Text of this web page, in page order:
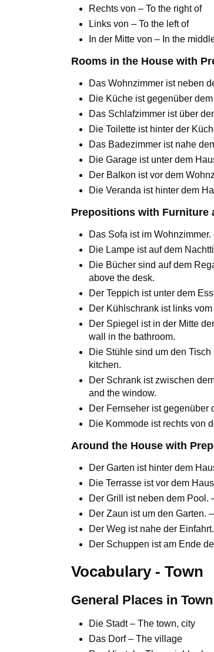
Rechts von – To the right of
Links von – To the left of
In der Mitte von – In the
Rooms in the House with
Das Wohnzimmer ist neben
Die Küche ist gegenüber
Das Schlafzimmer ist über
Die Toilette ist hinter der
Das Badezimmer ist nahe
Die Garage ist unter dem
Der Balkon ist vor dem
Die Veranda ist hinter dem
Prepositions with Furniture
Das Sofa ist im
Die Lampe ist auf dem
Die Bücher sind auf dem
above the desk.
Der Teppich ist unter dem
Der Kühlschrank ist links
Der Spiegel ist in der Mitte
wall in the bathroom.
Die Stühle sind um den
kitchen.
Der Schrank ist zwischen
and the window.
Der Fernseher ist gegenüber
Die Kommode ist rechts von
Around the House with
Der Garten ist hinter dem
Die Terrasse ist vor dem
Der Grill ist neben dem Pool.
Der Zaun ist um den Garten.
Der Weg ist nahe der
Der Schuppen ist am Ende
Vocabulary - Town
General Places in Town
Die Stadt – The town, city
Das Dorf – The village